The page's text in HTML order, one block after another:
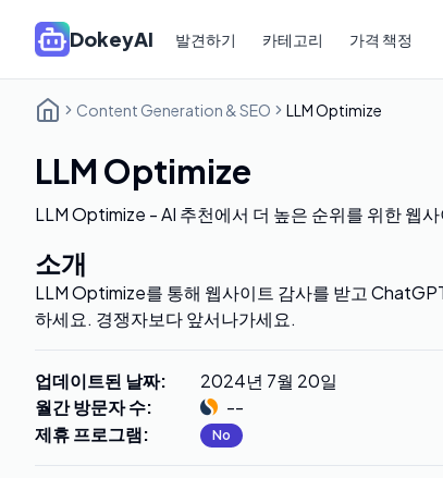
DokeyAI 발견하기 카테고리 가격 책정
Content Generation & SEO LLM Optimize
LLM Optimize
LLM Optimize - AI 추천에서 더 높은 순위를 위한 웹
소개
LLM Optimize를 통해 웹사이트 감사를 받고
하세요. 경쟁자보다 앞서나가세요.
업데이트된 날짜:
2024년 7월 20일
월간 방문자 수:
--
제휴 프로그램: No